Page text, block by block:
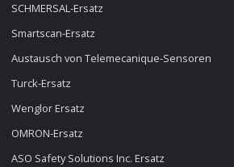
SCHMERSAL-Ersatz
Smartscan-Ersatz
Austausch von Telemecanique-Sensoren
Turck-Ersatz
Wenglor Ersatz
OMRON-Ersatz
ASO Safety Solutions Inc. Ersatz